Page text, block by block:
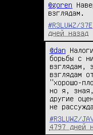
@goren
взглядам.
#R3LUWZ/37E
дней назад
@dan
борьбы с
взглядам,
взглядам
"хорошо-
но я,
другие
не
#R3LUWZ/
4797 дней